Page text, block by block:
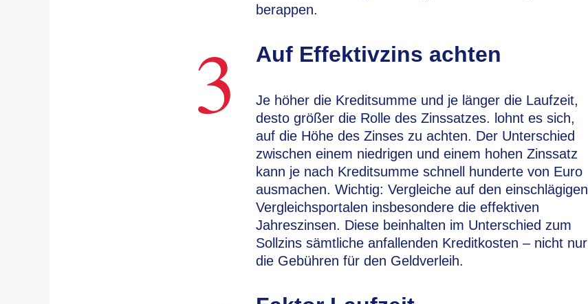
berappen.
3 Auf Effektivzins achten
Je höher die Kreditsumme und je länger die Laufzeit,
desto größer die Rolle des Zinssatzes. lohnt es sich,
auf die Höhe des Zinses zu achten. Der Unterschied
zwischen einem niedrigen und einem hohen Zinssatz
kann je nach Kreditsumme schnell hunderte von Euro
ausmachen. Wichtig: Vergleiche auf den einschlägigen
Vergleichsportalen insbesondere die effektiven
Jahreszinsen. Diese beinhalten im Unterschied zum
Sollzins sämtliche anfallenden Kreditkosten – nicht nur
die Gebühren für den Geldverleih.